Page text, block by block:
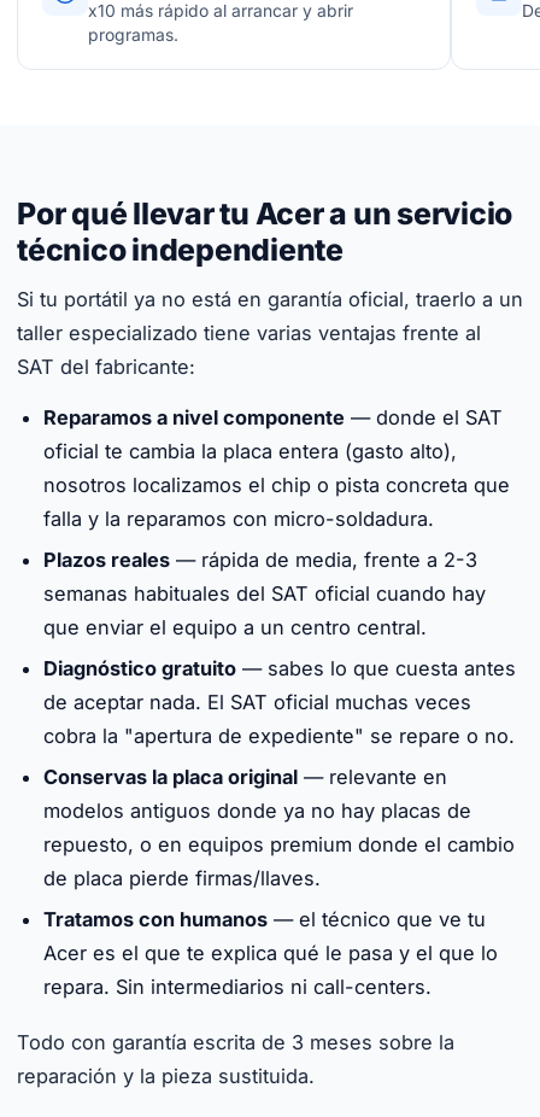
x10 más rápido al arrancar y abrir
programas.
Por qué llevar tu Acer a un servicio
técnico independiente
Si tu portátil ya no está en garantía oficial, traerlo a un
taller especializado tiene varias ventajas frente al
SAT del fabricante:
Reparamos a nivel componente — donde el SAT
oficial te cambia la placa entera (gasto alto),
nosotros localizamos el chip o pista concreta que
falla y la reparamos con micro-soldadura.
Plazos reales — rápida de media, frente a 2-3
semanas habituales del SAT oficial cuando hay
que enviar el equipo a un centro central.
Diagnóstico gratuito — sabes lo que cuesta antes
de aceptar nada. El SAT oficial muchas veces
cobra la "apertura de expediente" se repare o no.
Conservas la placa original — relevante en
modelos antiguos donde ya no hay placas de
repuesto, o en equipos premium donde el cambio
de placa pierde firmas/llaves.
Tratamos con humanos — el técnico que ve tu
Acer es el que te explica qué le pasa y el que lo
repara. Sin intermediarios ni call-centers.
Todo con garantía escrita de 3 meses sobre la
reparación y la pieza sustituida.